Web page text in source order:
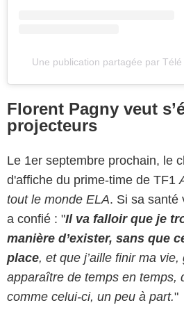
Une publication partagée par
Florent Pagny veut
projecteurs
Le 1er septembre prochain, le
d'affiche du prime-time de TF1
tout le monde ELA. Si sa santé
a confié : "Il va falloir que je
manière d’exister, sans que
place, et que j’aille finir ma
apparaître de temps en temps,
comme celui-ci, un peu à part."